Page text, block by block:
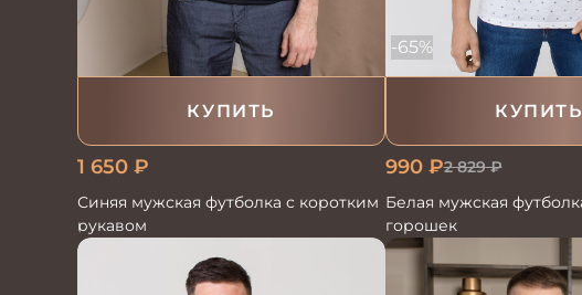
КУПИТЬ
1 650 ₽
Синяя мужская футболка с коротким
рукавом
КУПИТЬ
-65%
990₽2 829₽
Белая мужская
горошек